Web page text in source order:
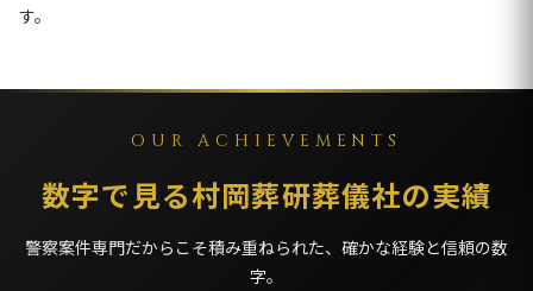
す。
OUR ACHIEVEMENTS
数字で見る村岡葬研葬儀社の実績
警察案件専門だからこそ積み重ねられた、確かな経験と信頼の数
字。